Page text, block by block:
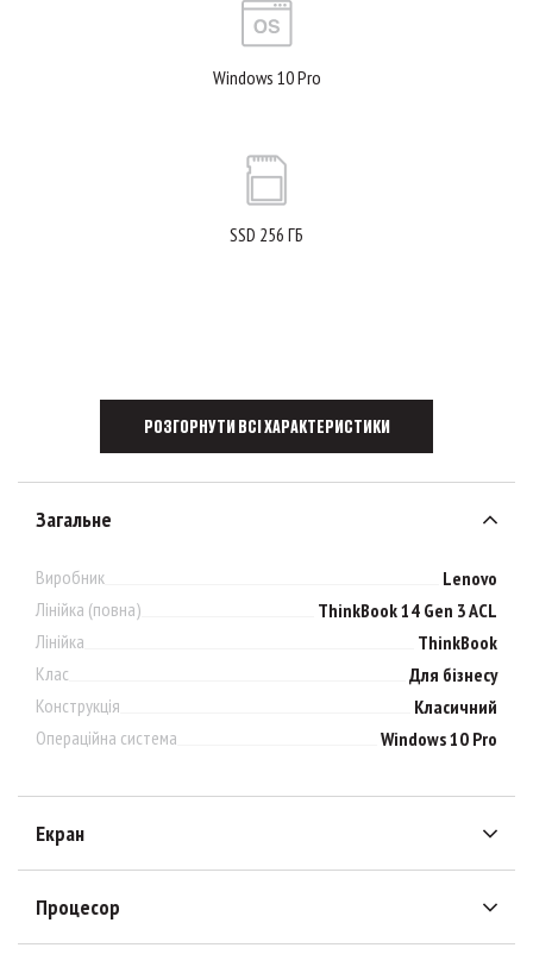
Windows 10 Pro
SSD 256 ГБ
РОЗГОРНУТИ ВСІ ХАРАКТЕРИСТИКИ
Загальне
Виробник
Lenovo
Лінійка (повна)
ThinkBook 14 Gen 3 ACL
Лінійка
ThinkBook
Клас
Для бізнесу
Конструкція
Класичний
Операційна система
Windows 10 Pro
Екран
Процесор